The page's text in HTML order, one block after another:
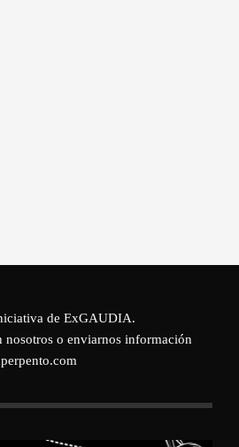
de ExGAUDIA.
nosotros o enviarnos información